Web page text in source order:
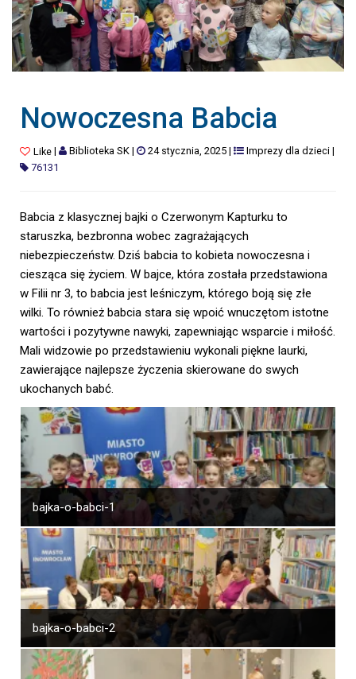
Nowoczesna Babcia
Like| Biblioteka SK| 24 stycznia, 2025| Imprezy dla dzieci|
76131
Babcia z klasycznej bajki o Czerwonym Kapturku to
staruszka, bezbronna wobec zagrażających
niebezpieczeństw. Dziś babcia to kobieta nowoczesna i
ciesząca się życiem. W bajce, która została przedstawiona
w Filii nr 3, to babcia jest leśniczym, którego boją się złe
wilki. To również babcia stara się wpoić wnuczętom istotne
wartości i pozytywne nawyki, zapewniając wsparcie i miłość.
Mali widzowie po przedstawieniu wykonali piękne laurki,
zawierające najlepsze życzenia skierowane do swych
ukochanych babć.
bajka-o-babci-1
bajka-o-babci-2